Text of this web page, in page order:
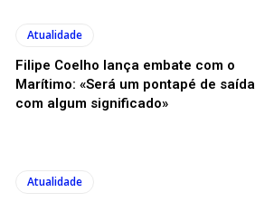
Atualidade
Filipe Coelho lança embate com o
Marítimo: «Será um pontapé de saída
com algum significado»
Atualidade